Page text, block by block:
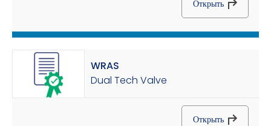
Открыть
WRAS
Dual Tech Valve
Открыть